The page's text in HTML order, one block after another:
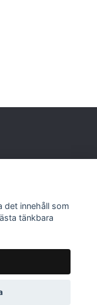
det innehåll som
tänkbara